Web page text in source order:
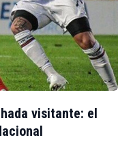
visitante: el